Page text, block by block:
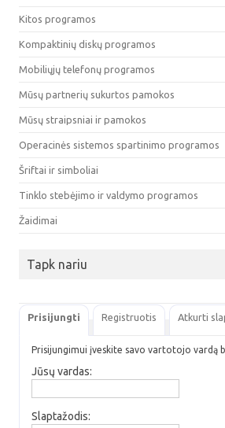
Kitos programos
Kompaktinių diskų programos
Mobiliųjų telefonų programos
Mūsų partnerių sukurtos pamokos
Mūsų straipsniai ir pamokos
Operacinės sistemos spartinimo programos
Šriftai ir simboliai
Tinklo stebėjimo ir valdymo programos
Žaidimai
Tapk nariu
Prisijungti Registruotis Atkurti
Prisijungimui įveskite savo vartotojo vardą
Jūsų vardas:
Slaptažodis: